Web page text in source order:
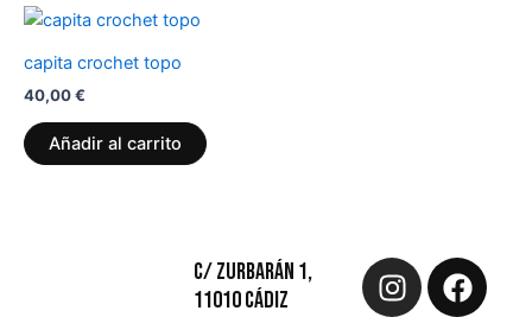
capita crochet topo
40,00€
Añadir al carrito
C/ Zurbarán 1,
11010 Cádiz
Instagram